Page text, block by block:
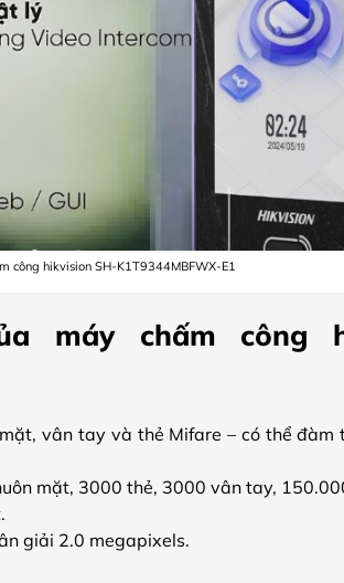
công hikvision SH-K1T9344MBFWX-E1
máy chấm công
vân tay và thẻ Mifare – có thể đàm
mặt, 3000 thẻ, 3000 vân tay,
giải 2.0 megapixels.